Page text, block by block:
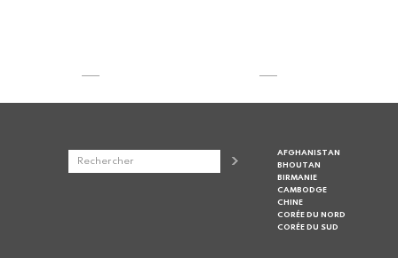
AFGHANISTAN
BHOUTAN
BIRMANIE
CAMBODGE
CHINE
CORÉE DU NORD
CORÉE DU SUD